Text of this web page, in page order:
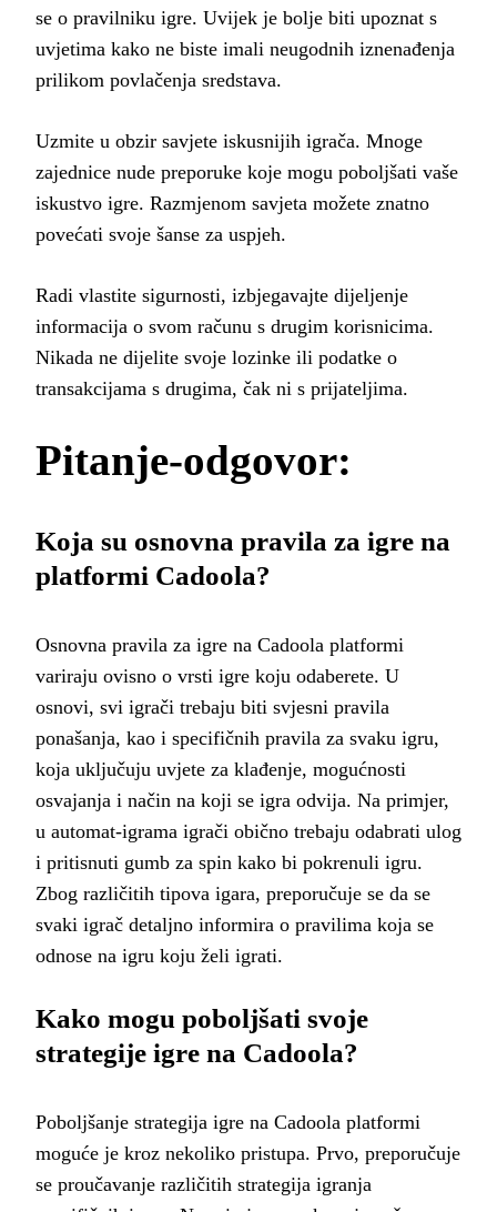
se o pravilniku igre. Uvijek je bolje biti upoznat s
uvjetima kako ne biste imali neugodnih iznenađenja
prilikom povlačenja sredstava.
Uzmite u obzir savjete iskusnijih igrača. Mnoge
zajednice nude preporuke koje mogu poboljšati vaše
iskustvo igre. Razmjenom savjeta možete znatno
povećati svoje šanse za uspjeh.
Radi vlastite sigurnosti, izbjegavajte dijeljenje
informacija o svom računu s drugim korisnicima.
Nikada ne dijelite svoje lozinke ili podatke o
transakcijama s drugima, čak ni s prijateljima.
Pitanje-odgovor:
Koja su osnovna pravila za igre na
platformi Cadoola?
Osnovna pravila za igre na Cadoola platformi
variraju ovisno o vrsti igre koju odaberete. U
osnovi, svi igrači trebaju biti svjesni pravila
ponašanja, kao i specifičnih pravila za svaku igru,
koja uključuju uvjete za klađenje, mogućnosti
osvajanja i način na koji se igra odvija. Na primjer,
u automat-igrama igrači obično trebaju odabrati ulog
i pritisnuti gumb za spin kako bi pokrenuli igru.
Zbog različitih tipova igara, preporučuje se da se
svaki igrač detaljno informira o pravilima koja se
odnose na igru koju želi igrati.
Kako mogu poboljšati svoje
strategije igre na Cadoola?
Poboljšanje strategija igre na Cadoola platformi
moguće je kroz nekoliko pristupa. Prvo, preporučuje
se proučavanje različitih strategija igranja